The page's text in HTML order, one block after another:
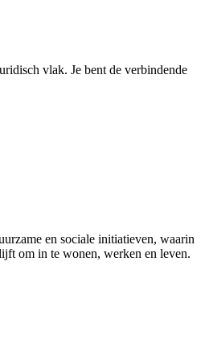
vlak. Je bent de verbindende
en sociale initiatieven, waarin
om in te wonen, werken en leven.